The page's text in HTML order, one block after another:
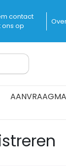
contact
ons op